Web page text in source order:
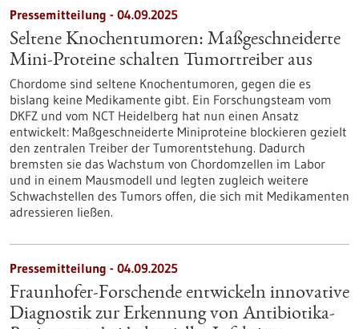
Pressemitteilung - 04.09.2025
Seltene Knochentumoren: Maßgeschneiderte
Mini-Proteine schalten Tumortreiber aus
Chordome sind seltene Knochentumoren, gegen die es
bislang keine Medikamente gibt. Ein Forschungsteam vom
DKFZ und vom NCT Heidelberg hat nun einen Ansatz
entwickelt: Maßgeschneiderte Miniproteine blockieren gezielt
den zentralen Treiber der Tumorentstehung. Dadurch
bremsten sie das Wachstum von Chordomzellen im Labor
und in einem Mausmodell und legten zugleich weitere
Schwachstellen des Tumors offen, die sich mit Medikamenten
adressieren ließen.
Pressemitteilung - 04.09.2025
Fraunhofer-Forschende entwickeln innovative
Diagnostik zur Erkennung von Antibiotika-